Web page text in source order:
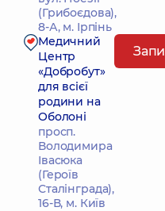
(Грибоєдова),
8-А, м. Ірпінь
Медичний
Центр
«Добробут»
для всієї
родини на
Оболоні
просп.
Володимира
Івасюка
(Героїв
Сталінграда),
16-В, м. Київ